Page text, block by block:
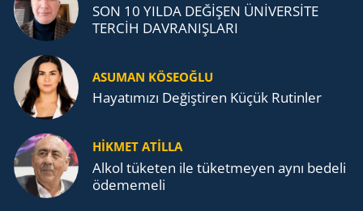
SON 10 YILDA DEĞİŞEN ÜNİVERSİTE
TERCİH DAVRANIŞLARI
ASUMAN KÖSEOĞLU
Ha­ya­tı­mı­zı De­ğiş­ti­ren Küçük Ru­tin­ler
HİKMET ATİLLA
Alkol tü­ke­ten ile tü­ket­me­yen aynı be­de­li
öde­me­me­li